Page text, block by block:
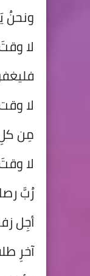
ونحنُ
لا
لا
مِن
لا
رُبَّ
أجِل
آخرِ